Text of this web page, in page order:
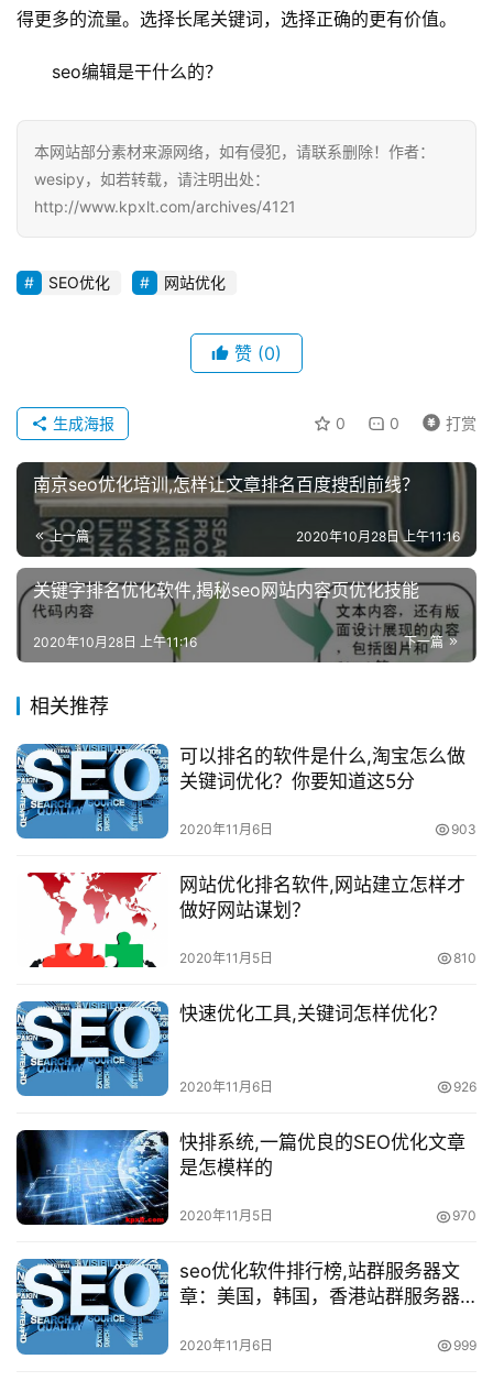
得更多的流量。选择长尾关键词，选择正确的更有价值。
seo编辑是干什么的？
本网站部分素材来源网络，如有侵犯，请联系删除！作者：
wesipy，如若转载，请注明出处：
http://www.kpxlt.com/archives/4121
SEO优化 网站优化
赞 (0)
0 0 打赏
生成海报
南京seo优化培训,怎样让文章排名百度搜刮前线？
上一篇 2020年10月28日 上午11:16
关键字排名优化软件,揭秘seo网站内容页优化技能
下一篇
2020年10月28日 上午11:16
相关推荐
可以排名的软件是什么,淘宝怎么做
关键词优化？你要知道这5分
2020年11月6日 903
网站优化排名软件,网站建立怎样才
做好网站谋划？
2020年11月5日 810
快速优化工具,关键词怎样优化？
2020年11月6日 926
快排系统,一篇优良的SEO优化文章
是怎模样的
2020年11月5日 970
seo优化软件排行榜,站群服务器文
章：美国，韩国，香港站群服务器
2020年11月6日 999